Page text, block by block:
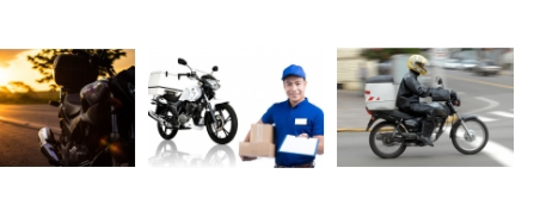
Entrega
Entrega Rápida Motoboy
Entrega
Motoboy Entrega Documentos
Motoboy para Entrega
Motoboy para